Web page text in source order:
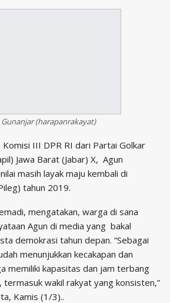
(harapanrakayat)
Komisi III DPR RI dari Partai Golkar
Jawa Barat (Jabar) X, Agun
masih layak maju kembali di
tahun 2019.
mengatakan, warga di sana
Agun di media yang bakal
demokrasi tahun depan. “Sebagai
menunjukkan kecakapan dan
memiliki kapasitas dan jam terbang
termasuk wakil rakyat yang konsisten,”
Kamis (1/3)..